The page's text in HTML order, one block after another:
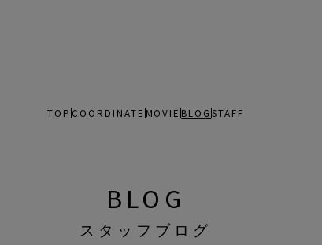
TOP COORDINATE MOVIE BLOG STAFF
BLOG
スタッフブログ